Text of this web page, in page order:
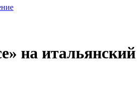
на итальянский